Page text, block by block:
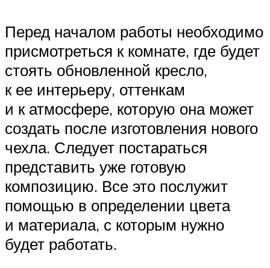
Перед началом работы необходимо
присмотреться к комнате, где будет
стоять обновленной кресло,
к ее интерьеру, оттенкам
и к атмосфере, которую она может
создать после изготовления нового
чехла. Следует постараться
представить уже готовую
композицию. Все это послужит
помощью в определении цвета
и материала, с которым нужно
будет работать.